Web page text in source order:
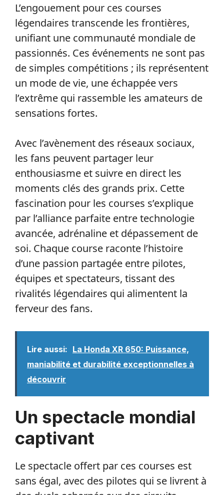
L’engouement pour ces courses
légendaires transcende les frontières,
unifiant une communauté mondiale de
passionnés. Ces événements ne sont pas
de simples compétitions ; ils représentent
un mode de vie, une échappée vers
l’extrême qui rassemble les amateurs de
sensations fortes.
Avec l’avènement des réseaux sociaux,
les fans peuvent partager leur
enthousiasme et suivre en direct les
moments clés des grands prix. Cette
fascination pour les courses s’explique
par l’alliance parfaite entre technologie
avancée, adrénaline et dépassement de
soi. Chaque course raconte l’histoire
d’une passion partagée entre pilotes,
équipes et spectateurs, tissant des
rivalités légendaires qui alimentent la
ferveur des fans.
Lire aussi: La Honda XR 650: Puissance,
maniabilité et durabilité exceptionnelles à
découvrir
Un spectacle mondial
captivant
Le spectacle offert par ces courses est
sans égal, avec des pilotes qui se livrent à